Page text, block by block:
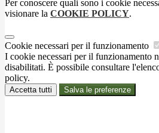
Per conoscere quali sono i cookie
visionare la COOKIE POLICY.
Cookie necessari per il funzionamento
I cookie necessari per il funzionamento
disabilitati. È possibile consultare
policy.
Accetta tutti Salva le preferenze